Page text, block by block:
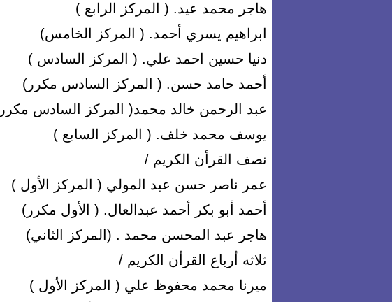
هاجر محمد عيد. ( المركز الرابع )
ابراهيم يسري أحمد. ( المركز الخامس)
دنيا حسين احمد علي. ( المركز السادس )
أحمد حامد حسن. ( المركز السادس مكرر)
عبد الرحمن خالد محمد( المركز السادس
يوسف محمد خلف. ( المركز السابع )
نصف القرأن الكريم /
عمر ناصر حسن عبد المولي ( المركز الأول )
أحمد أبو بكر أحمد عبدالعال. ( الأول مكرر)
هاجر عبد المحسن محمد . (المركز الثاني)
ثلاثه أرباع القرأن الكريم /
ميرنا محمد محفوظ علي ( المركز الأول )